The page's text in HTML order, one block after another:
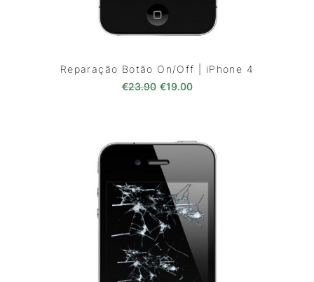
Reparação Botão On/Off | iPhone 4
€23.90 O preço original era: €23.90.
€19.00O preço atual é: